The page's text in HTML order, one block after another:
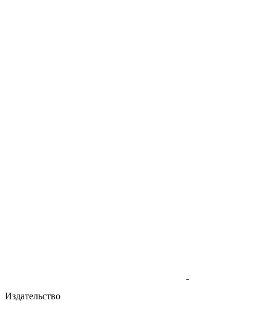
Издательство